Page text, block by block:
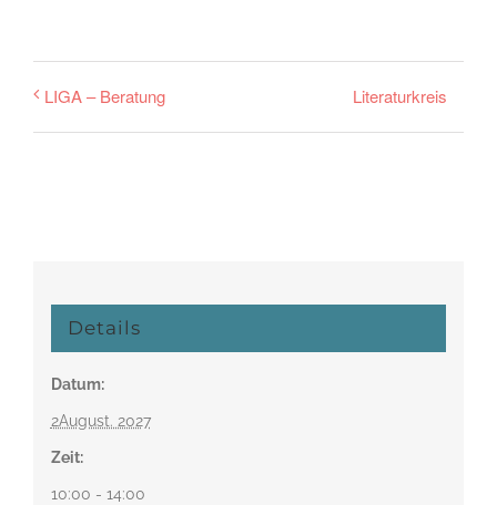
LIGA – Beratung Literaturkreis
Details
Datum:
2August. 2027
Zeit:
10:00 - 14:00